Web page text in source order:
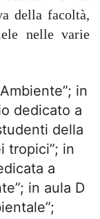
della facoltà,
nelle varie
in
dedicato a
della
tropici”; in
a
in aula D